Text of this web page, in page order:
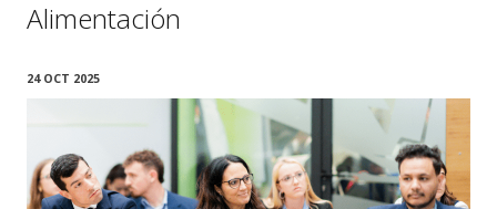
Alimentación
24 OCT 2025